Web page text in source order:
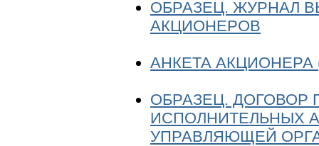
ОБРАЗЕЦ. ЖУРНАЛ
АКЦИОНЕРОВ
АНКЕТА
ОБРАЗЕЦ.
ИСПОЛНИТЕЛЬНЫХ
УПРАВЛЯЮЩЕЙ